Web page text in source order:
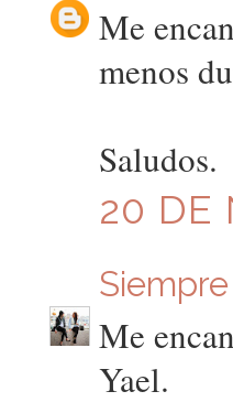
Me
menos
Saludos.
20 DE
Me
Yael.